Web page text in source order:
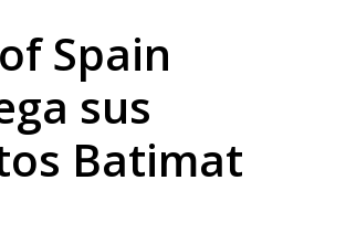
Spain
sus
Batimat